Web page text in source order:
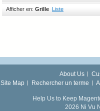
Afficher en: Grille Liste
About Us
Site Map
Rechercher un terme
Help Us to Keep
2026 Ni Vu